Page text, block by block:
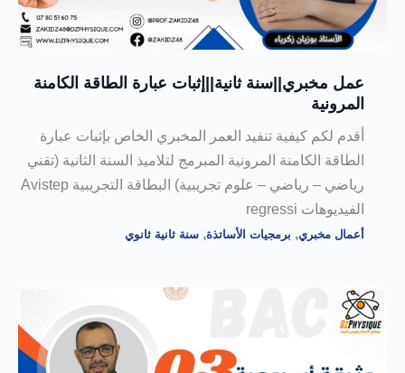
عمل مخبري||سنة ثانية||إثبات عبارة الطاقة الكامنة
المرونية
أقدم لكم كيفية تنفيد العمر المخبري الخاص بإثبات عبارة
الطاقة الكامنة المرونية المبرمج لتلاميذ السنة الثانية (تقني
رياضي – رياضي – علوم تجريبية) البطاقة التجريبية Avistep
الفيديوهات regressi
أعمال مخبري, برمجيات الأساتذة, سنة ثانية ثانوي